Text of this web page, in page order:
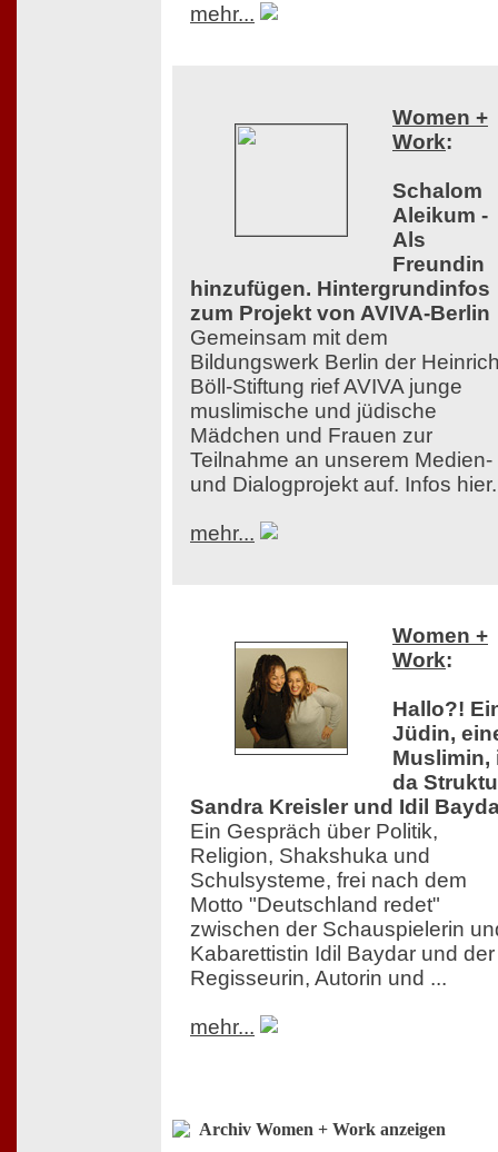
mehr...
Women +
Work:
Schalom
Aleikum -
Als
Freundin
hinzufügen. Hintergrundinfos
zum Projekt von AVIVA-Berlin
Gemeinsam mit dem
Bildungswerk Berlin der
Böll-Stiftung rief AVIVA junge
muslimische und jüdische
Mädchen und Frauen zur
Teilnahme an unserem Medien-
und Dialogprojekt auf. Infos
mehr...
Women +
Work:
Hallo?!
Jüdin,
Muslimin,
da
Sandra Kreisler und Idil
Ein Gespräch über Politik,
Religion, Shakshuka und
Schulsysteme, frei nach dem
Motto "Deutschland redet"
zwischen der Schauspielerin
Kabarettistin Idil Baydar und der
Regisseurin, Autorin und ...
mehr...
Archiv Women + Work anzeigen